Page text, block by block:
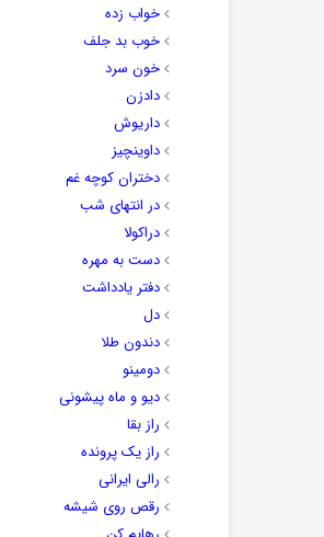
خواب زده
خوب بد جلف
خون سرد
دادزن
داریوش
داوینچیز
دختران کوچه غم
در انتهای شب
دراکولا
دست به مهره
دفتر یادداشت
دل
دندون طلا
دومینو
دیو و ماه پیشونی
راز بقا
راز یک پرونده
رالی ایرانی
رقص روی شیشه